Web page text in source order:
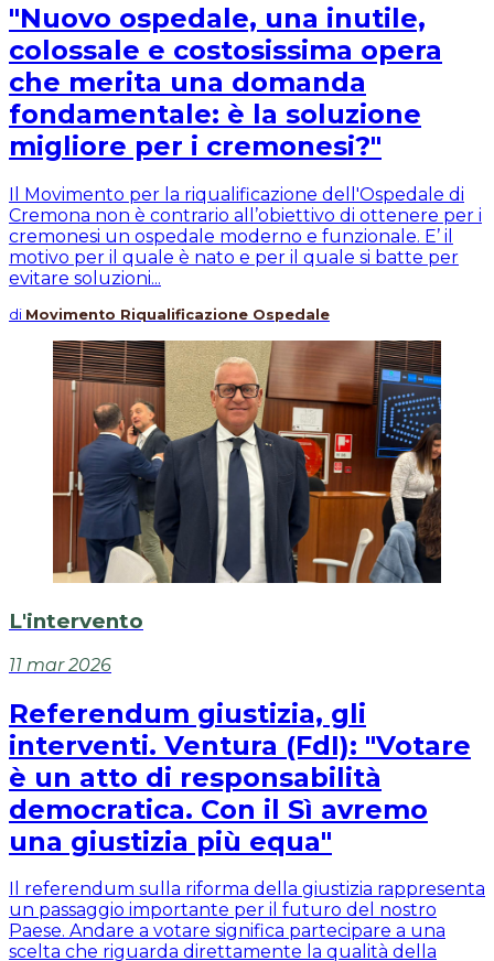
"Nuovo ospedale, una inutile,
colossale e costosissima opera
che merita una domanda
fondamentale: è la soluzione
migliore per i cremonesi?"
Il Movimento per la riqualificazione dell'Ospedale di
Cremona non è contrario all’obiettivo di ottenere per i
cremonesi un ospedale moderno e funzionale. E’ il
motivo per il quale è nato e per il quale si batte per
evitare soluzioni...
di Movimento Riqualificazione Ospedale
L'intervento
11 mar 2026
Referendum giustizia, gli
interventi. Ventura (FdI): "Votare
è un atto di responsabilità
democratica. Con il Sì avremo
una giustizia più equa"
Il referendum sulla riforma della giustizia rappresenta
un passaggio importante per il futuro del nostro
Paese. Andare a votare significa partecipare a una
scelta che riguarda direttamente la qualità della